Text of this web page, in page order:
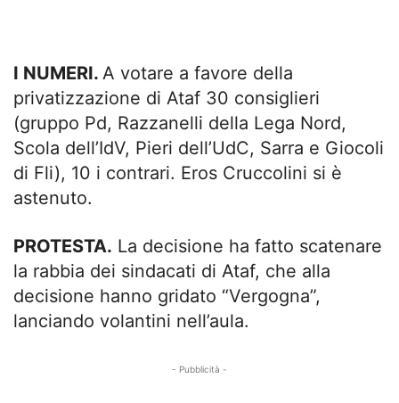
I NUMERI. A votare a favore della
privatizzazione di Ataf 30 consiglieri
(gruppo Pd, Razzanelli della Lega Nord,
Scola dell’IdV, Pieri dell’UdC, Sarra e Giocoli
di Fli), 10 i contrari. Eros Cruccolini si è
astenuto.
PROTESTA. La decisione ha fatto scatenare
la rabbia dei sindacati di Ataf, che alla
decisione hanno gridato “Vergogna”,
lanciando volantini nell’aula.
- Pubblicità -